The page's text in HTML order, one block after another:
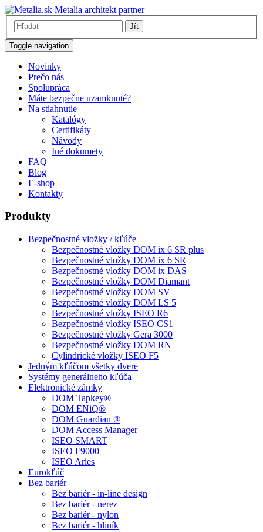
Metalia architekt partner
Jít
Toggle navigation
Novinky
Prečo nás
Spolupráca
Máte bezpečne uzamknuté?
Na stiahnutie
Katalógy
Certifikáty
Návody
Iné dokumety
FAQ
Blog
E-shop
Kontakty
Produkty
Bezpečnostné vložky / kľúče
Bezpečnostné vložky DOM ix 6 SR plus
Bezpečnostné vložky DOM ix 6 SR
Bezpečnostné vložky DOM ix DAS
Bezpečnostné vložky DOM Diamant
Bezpečnostné vložky DOM SV
Bezpečnostné vložky DOM LS 5
Bezpečnostné vložky ISEO R6
Bezpečnostné vložky ISEO CS1
Bezpečnostné vložky Gera 3000
Bezpečnostné vložky DOM RN
Cylindrické vložky ISEO F5
Jedným kľúčom všetky dvere
Systémy generálneho kľúča
Elektronické zámky
DOM Tapkey®
DOM ENiQ®
DOM Guardian ®
DOM Access Manager
ISEO SMART
ISEO F9000
ISEO Aries
Eurokľúč
Bez bariér
Bez bariér - in-line design
Bez bariér - nerez
Bez bariér - nylon
Bez bariér - hliník